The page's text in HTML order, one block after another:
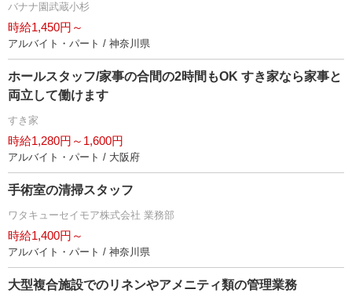
バナナ園武蔵小杉
時給1,450円～
アルバイト・パート / 神奈川県
ホールスタッフ/家事の合間の2時間もOK すき家なら家事と
両立して働けます
すき家
時給1,280円～1,600円
アルバイト・パート / 大阪府
手術室の清掃スタッフ
ワタキューセイモア株式会社 業務部
時給1,400円～
アルバイト・パート / 神奈川県
大型複合施設でのリネンやアメニティ類の管理業務